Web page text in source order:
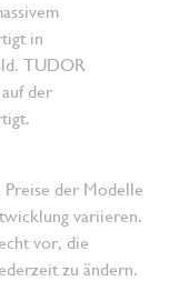
in
TUDOR
der
Preise der Modelle
variieren.
vor, die
zu ändern.